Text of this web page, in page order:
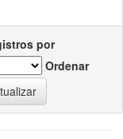
por
Ordenar